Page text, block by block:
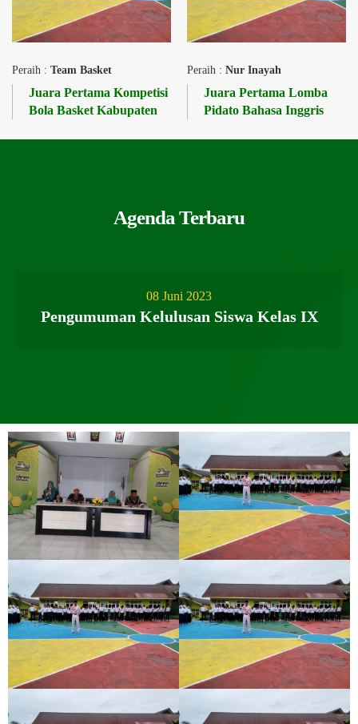
Peraih : Team Basket
Juara Pertama Kompetisi
Bola Basket Kabupaten
Peraih : Nur Inayah
Juara Pertama Lomba
Pidato Bahasa Inggris
Agenda Terbaru
08 Juni 2023
Pengumuman Kelulusan Siswa Kelas IX